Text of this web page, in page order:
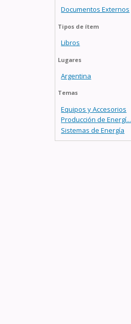
Documentos Externos
Tipos de ítem
Libros
Lugares
Argentina
Temas
Equipos y Accesorios
Producción de Energí...
Sistemas de Energía